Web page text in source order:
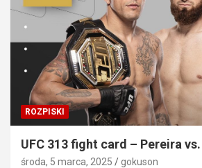
ROZPISKI
UFC 313 fight card – Pereira
środa, 5 marca, 2025 gokuson